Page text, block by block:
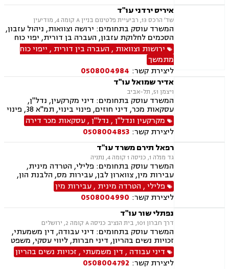
נוטריון
איריס ירדני עו"ד
שד׳ הרכס 13, רביעיית פלטינום בניין A קומה 4, מודיעין
המשרד עוסק בתחומים: ירושה וצוואות, ניהול עזבון,
הסכמים לחלוקת עזבון, העברה בן דורית, יפוי כוח
מתמשך, דיני עבודה, ליווי בהליכי פיטורים, נוטריון,
גישור בסכסוכי ירושה, בוררת, ליווי עסקי, דיני
תעופה ונסיעות.
ירושות וצוואות , העברה בין דורית , ייפוי כוח
מתמשך
ליצירת קשר: 0508004984
אדיר שמואל עו"ד
ויצמן 51, תל-אביב
המשרד עוסק בתחומים: דיני מקרקעין, נדל"ן,
עסקאות מכר, דיני חוזים, פינוי בינוי, תמ"א 38, פינוי
מושכר, דיירות מוגנת, דיני עבודה, הוצאה לפועל,
צוואות וירושות, ייפוי כוח מתמשך
מקרקעין ונדל"ן, נדל"ן,עסקאות מכר דירה
ליצירת קשר: 0508004853
רפאל תירם משרד עו"ד
גד מנלה 1, כניסה 1 קומה 4, נתניה
המשרד עוסק בתחומים: פלילי, הטרדה מינית,
עבירות מין, צווארון לבן, עבירות מס, הלבנת הון,
אלימות במשפחה, עבירות סמים, ועדת שיחרורים,
תעבורה, נהיגה בשכרות, שלילת רישיון נהיגה,
פסילת רישיון מנהלית, המכון הרפואי לבטיחות
בדרכים, פשיטת רגל, הוצאה לפועל, דיני משפלה,
הסכמי ממון, צוואות וירושות, יפוי כוח מתמשך
פלילי, הטרדה מינית ,עבירות מין
ליצירת קשר: 0508004990
נפתלי שור עו"ד
דרך חברון 101, בית הנציב כניסה A קומה 2, ירושלים
המשרד עוסק בתחומים: דיני עבודה, דין משמעתי,
זכויות נשים בהריון, דיני חברות, ליווי עסקי, משפט
מסחרי, משפט אזרחי, דיני חוזים, ייפוי כוח מתמשך
ירושות וצוואות.
דיני עבודה , דין משמעתי, זכויות נשים בהריון
ליצירת קשר: 0508004792